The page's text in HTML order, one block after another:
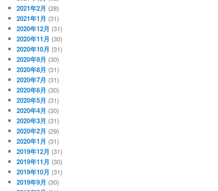
2021年2月 (28)
2021年1月 (31)
2020年12月 (31)
2020年11月 (30)
2020年10月 (31)
2020年9月 (30)
2020年8月 (31)
2020年7月 (31)
2020年6月 (30)
2020年5月 (31)
2020年4月 (30)
2020年3月 (31)
2020年2月 (29)
2020年1月 (31)
2019年12月 (31)
2019年11月 (30)
2019年10月 (31)
2019年9月 (30)